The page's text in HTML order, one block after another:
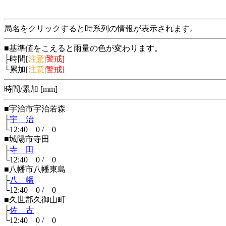
局名をクリックすると時系列の情報が表示されます。
■基準値をこえると雨量の色が変わります。
├時間[注意|警戒]
└累加[注意|警戒]
時間/累加 [mm]
■宇治市宇治若森
├宇 治
└12:40 0 / 0
■城陽市寺田
├寺 田
└12:40 0 / 0
■八幡市八幡東島
├八 幡
└12:40 0 / 0
■久世郡久御山町
├佐 古
└12:40 0 / 0